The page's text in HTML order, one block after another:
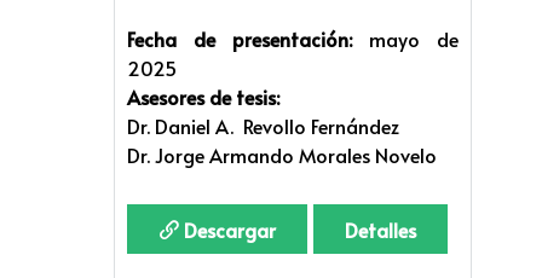
Fecha de presentación: mayo de
2025
Asesores de tesis:
Dr. Daniel A. Revollo Fernández
Dr. Jorge Armando Morales Novelo
Descargar Detalles